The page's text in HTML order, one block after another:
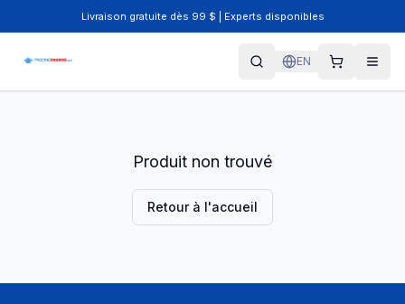
Livraison gratuite dès 99 $ | Experts disponibles
EN
Produit non trouvé
Retour à l'accueil